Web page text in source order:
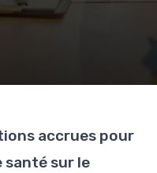
accrues pour
santé sur le